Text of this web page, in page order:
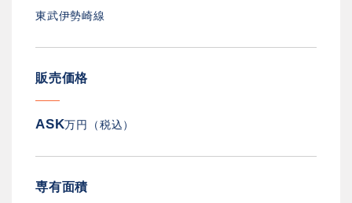
東武伊勢崎線
販売価格
ASK万円（税込）
専有面積